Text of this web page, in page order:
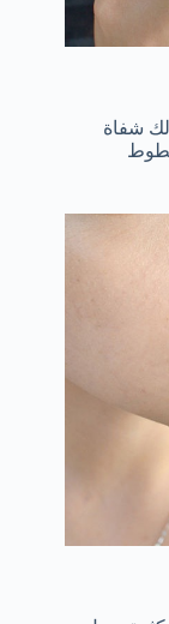
لك شفاة